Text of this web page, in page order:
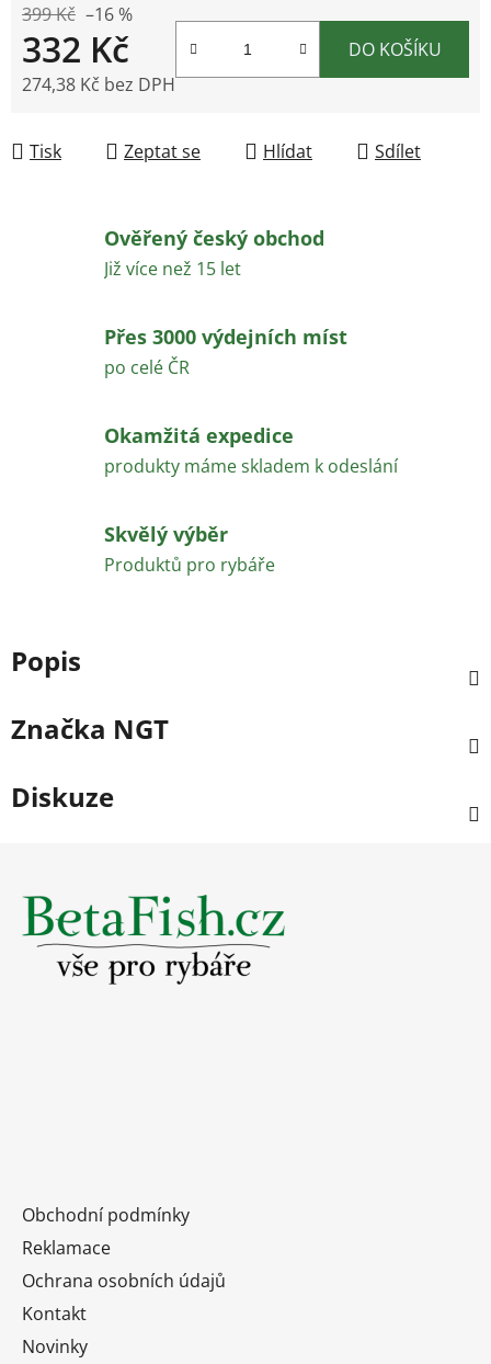
399 Kč –16 %
332 Kč
274,38 Kč bez DPH
DO KOŠÍKU
Tisk Zeptat se Hlídat Sdílet
Ověřený český obchod
Již více než 15 let
Přes 3000 výdejních míst
po celé ČR
Okamžitá expedice
produkty máme skladem k odeslání
Skvělý výběr
Produktů pro rybáře
Popis
Značka NGT
Diskuze
Obchodní podmínky
Reklamace
Ochrana osobních údajů
Kontakt
Novinky